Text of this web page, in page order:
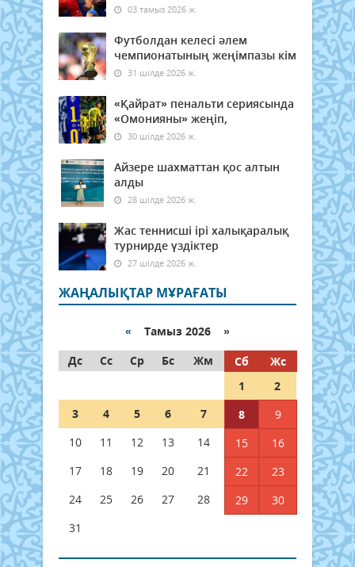
03 тамыз 2026 ж.
Футболдан келесі әлем
чемпионатының жеңімпазы кім
31 шілде 2026 ж.
«Қайрат» пенальти сериясында
«Омонияны» жеңіп,
30 шілде 2026 ж.
Айзере шахматтан қос алтын
алды
28 шілде 2026 ж.
Жас теннисші ірі халықаралық
турнирде үздіктер
27 шілде 2026 ж.
ЖАҢАЛЫҚТАР МҰРАҒАТЫ
« Тамыз 2026 »
Дс
Сс Ср Бс Жм Сб
Жс
1
2
3
4 5 6 7 8
9
10
11 12 13 14 15
16
17
18 19 20 21 22
23
24
25 26 27 28 29
30
31